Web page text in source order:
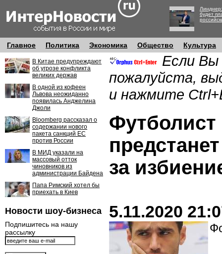
будет
Главное Политика Экономика Общество Культура
В Китае предупреждают
об угрозе конфликта
великих держав
В одной из кофеен
Львова неожиданно
появилась Анджелина
Джоли
Bloomberg рассказал о
содержании нового
пакета санкций ЕС
против России
В МИД указали на
массовый отток
чиновников из
администрации Байдена
Папа Римский хотел бы
приехать в Киев
Новости шоу-бизнеса
Подпишитесь на нашу
рассылку
Если Вы
пожалуйста,
и нажмите
за
5.11.2020